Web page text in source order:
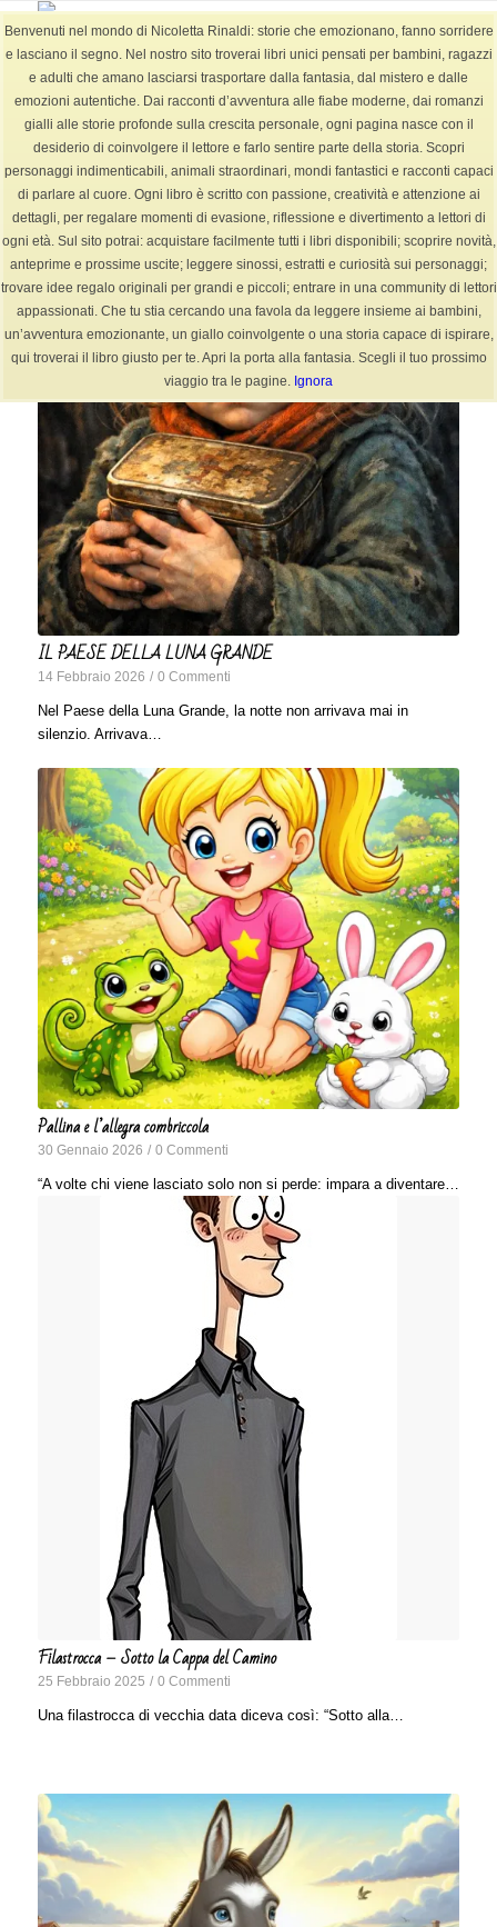
Benvenuti nel mondo di Nicoletta Rinaldi: storie che emozionano, fanno sorridere
e lasciano il segno. Nel nostro sito troverai libri unici pensati per bambini, ragazzi
e adulti che amano lasciarsi trasportare dalla fantasia, dal mistero e dalle
emozioni autentiche. Dai racconti d’avventura alle fiabe moderne, dai romanzi
gialli alle storie profonde sulla crescita personale, ogni pagina nasce con il
desiderio di coinvolgere il lettore e farlo sentire parte della storia. Scopri
personaggi indimenticabili, animali straordinari, mondi fantastici e racconti capaci
di parlare al cuore. Ogni libro è scritto con passione, creatività e attenzione ai
dettagli, per regalare momenti di evasione, riflessione e divertimento a lettori di
ogni età. Sul sito potrai: acquistare facilmente tutti i libri disponibili; scoprire novità,
anteprime e prossime uscite; leggere sinossi, estratti e curiosità sui personaggi;
trovare idee regalo originali per grandi e piccoli; entrare in una community di lettori
appassionati. Che tu stia cercando una favola da leggere insieme ai bambini,
un’avventura emozionante, un giallo coinvolgente o una storia capace di ispirare,
qui troverai il libro giusto per te. Apri la porta alla fantasia. Scegli il tuo prossimo
viaggio tra le pagine. Ignora
Tag Archivio per: storie bambini (Pagina 2)
Sei in: Home / BLOG / storie bambini
Articoli
IL PAESE DELLA LUNA GRANDE
14 Febbraio 2026 / 0 Commenti
Nel Paese della Luna Grande, la notte non arrivava mai in
silenzio. Arrivava…
Pallina e l’allegra combriccola
30 Gennaio 2026 / 0 Commenti
“A volte chi viene lasciato solo non si perde: impara a diventare…
Filastrocca – Sotto la Cappa del Camino
25 Febbraio 2025 / 0 Commenti
Una filastrocca di vecchia data diceva così: “Sotto alla…